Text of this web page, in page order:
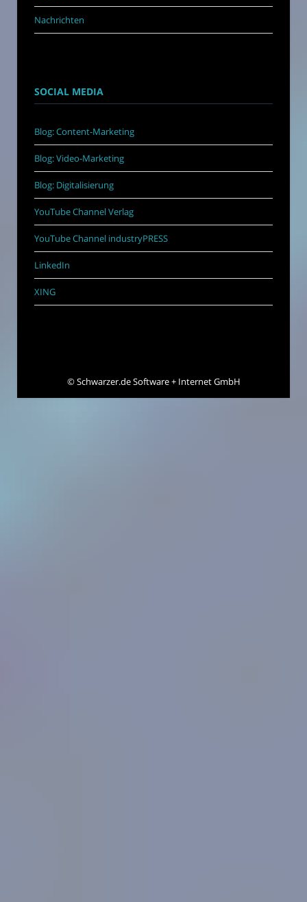
Nachrichten
SOCIAL MEDIA
Blog: Content-Marketing
Blog: Video-Marketing
Blog: Digitalisierung
YouTube Channel Verlag
YouTube Channel industryPRESS
LinkedIn
XING
©Schwarzer.de Software + Internet GmbH